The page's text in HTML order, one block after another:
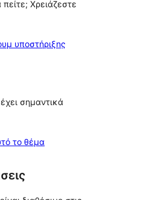
Χρειάζεστε
υποστήριξης
σημαντικά
το θέμα